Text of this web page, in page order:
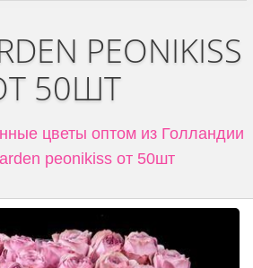
PEONIKISS
50ШТ
цветы оптом из Голландии
peonikiss от 50шт